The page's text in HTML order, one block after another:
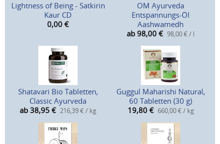
Lightness of Being - Satkirin
Kaur CD
0,00 €
OM Ayurveda
Entspannungs-Öl
Aashwamedh
ab 98,00 € 98,00 € / l
Shatavari Bio Tabletten,
Classic Ayurveda
ab 38,95 € 216,39 € / kg
Guggul Maharishi Natural,
60 Tabletten (30 g)
19,80 € 660,00 € / kg